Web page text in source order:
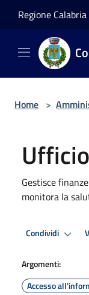
Regione Calabria
Home >
Gestisce
monitora la
Condividi
Argomenti:
Accesso